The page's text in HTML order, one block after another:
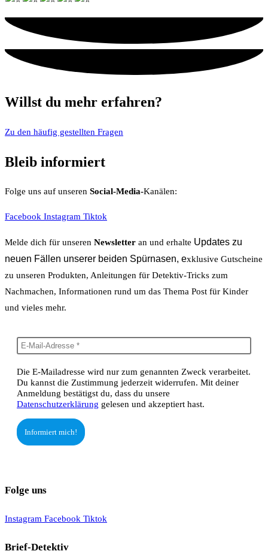
Willst du mehr erfahren?
Zu den häufig gestellten Fragen
Bleib informiert
Folge uns auf unseren Social-Media-Kanälen:
Facebook Instagram Tiktok
Melde dich für unseren Newsletter an und erhalte Updates zu
neuen Fällen unserer beiden Spürnasen, exklusive Gutscheine
zu unseren Produkten, Anleitungen für Detektiv-Tricks zum
Nachmachen, Informationen rund um das Thema Post für Kinder
und vieles mehr.
Die E-Mailadresse wird nur zum genannten Zweck verarbeitet.
Du kannst die Zustimmung jederzeit widerrufen. Mit deiner
Anmeldung bestätigst du, dass du unsere
Datenschutzerklärung gelesen und akzeptiert hast.
Folge uns
Instagram Facebook Tiktok
Brief-Detektiv